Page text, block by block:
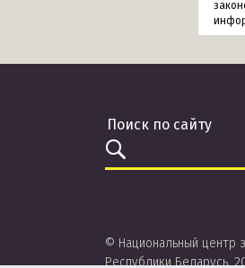
© Национальный центр
Республики Беларусь,